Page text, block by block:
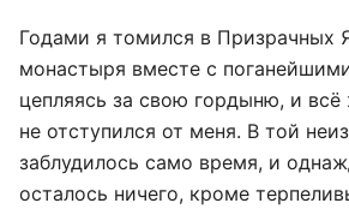
Годами я томился в Призрачных
монастыря вместе с
цепляясь за свою гордыню, и
не отступился от меня. В той
заблудилось само время, и
осталось ничего, кроме